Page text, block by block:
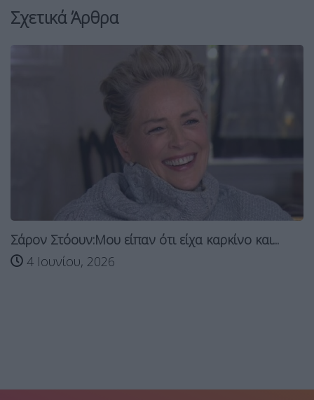
Σχετικά Άρθρα
Σάρον Στόουν:Μου είπαν ότι είχα καρκίνο και...
4 Ιουνίου, 2026